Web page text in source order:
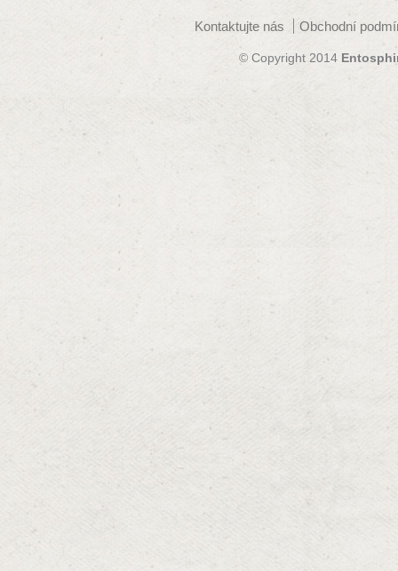
Kontaktujte nás Obchodní
© Copyright 2014